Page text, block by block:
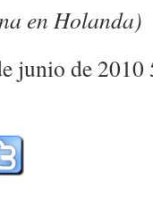
en Holanda)
junio de